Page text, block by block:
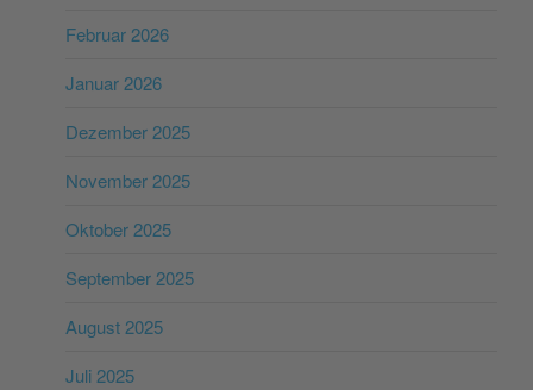
Februar 2026
Januar 2026
Dezember 2025
November 2025
Oktober 2025
September 2025
August 2025
Juli 2025